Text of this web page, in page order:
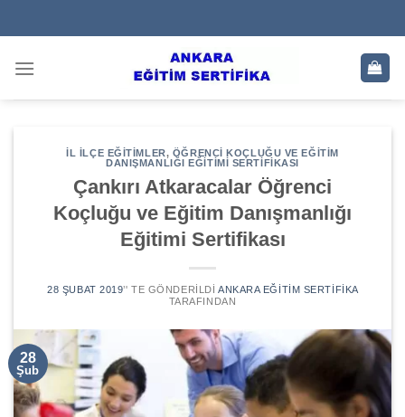
to
İL İLÇE EĞITIMLER, ÖĞRENCI KOÇLUĞU VE EĞITIM
DANIŞMANLIĞI EĞITIMI SERTIFIKASI
Çankırı Atkaracalar Öğrenci
Koçluğu ve Eğitim Danışmanlığı
Eğitimi Sertifikası
28 ŞUBAT 2019’' TE GÖNDERILDI ANKARA EĞITIM SERTIFIKA
TARAFINDAN
28
Şub